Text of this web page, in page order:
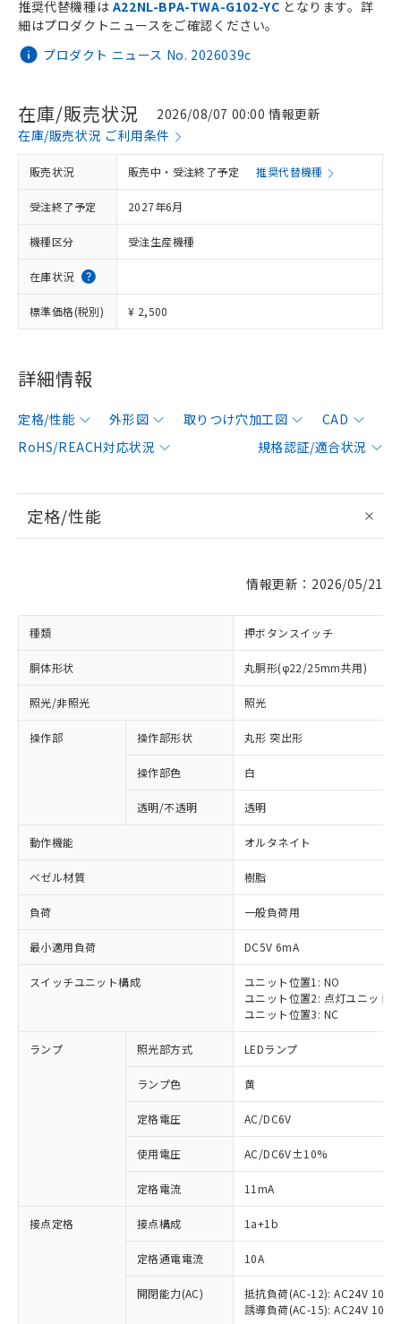
プロダクト ニュース No. 2026039c
推奨代替機種は A22NL-BPA-TWA-G102-YC となります。詳
細はプロダクトニュースをご確認ください。
在庫/販売状況
2026/08/07 00:00 情報更新
在庫/販売状況 ご利用条件
販売状況 販売中・受注終了予定 推奨代替機種
受注終了予定 2027年6月
機種区分 受注生産機種
在庫状況
標準価格(税別) ¥ 2,500
詳細情報
定格/性能 外形図 取りつけ穴加工図
CAD
RoHS/REACH対応状況
規格認証/適合状況
定格/性能
情報更新：2026/05/21
種類 押ボタンスイッチ
胴体形状 丸胴形(φ22/25mm共用)
照光/非照光 照光
操作部 操作部形状 丸形 突出形
操作部色 白
透明/不透明 透明
動作機能 オルタネイト
ベゼル材質 樹脂
負荷 一般負荷用
最小適用負荷 DC5V 6mA
スイッチユニット構成
ユニット位置1: NO
ユニット位置2: 点灯ユニット
ユニット位置3: NC
ランプ 照光部方式 LEDランプ
ランプ色 黄
定格電圧 AC/DC6V
使用電圧 AC/DC6V±10%
定格電流 11mA
接点定格 接点構成 1a+1b
定格通電電流 10A
開閉能力(AC)
抵抗負荷(AC-12): AC24V 10A/
誘導負荷(AC-15): AC24V
ご利用条件
ご利用ください。
非含有に対応した製品が提供可能な商品で
有に対応した製品に切り替える予定のある
対応予定なし：EU RoHS指令（10物質）の
非含有に非対応の商品で、対応品を出す予
定はありません。
調査・確認中：EU RoHS指令（10物質）の